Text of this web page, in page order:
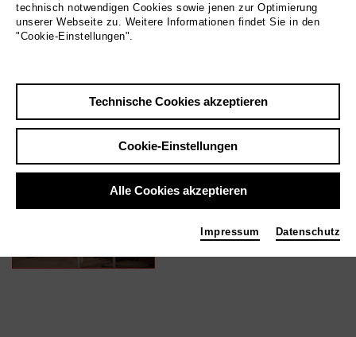
Zurück|Übersicht
In Filmen / Medien wie ...
SUMMERS DOWNSTAIRS
| 2015
Kamera
technisch notwendigen Cookies sowie jenen zur Optimierung
unserer Webseite zu. Weitere Informationen findet Sie in den
"Cookie-Einstellungen".
Technische Cookies akzeptieren
Cookie-Einstellungen
Alle Cookies akzeptieren
Impressum Datenschutz